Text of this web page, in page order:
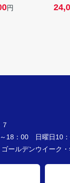
円
18：00 日曜日10
ゴールデンウイーク